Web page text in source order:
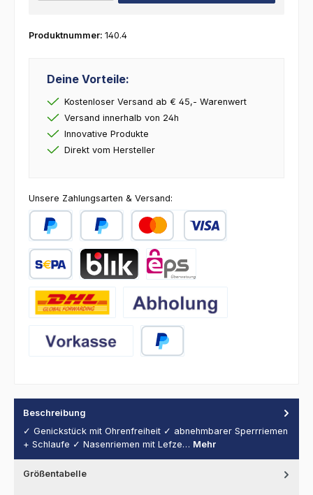
Produktnummer: 140.4
Deine Vorteile:
Kostenloser Versand ab € 45,- Warenwert
Versand innerhalb von 24h
Innovative Produkte
Direkt vom Hersteller
Unsere Zahlungsarten & Versand:
PayPal Später BezahlenKredit- oder Debitkarte
Abholung
Beschreibung
✓ Genickstück mit Ohrenfreiheit ✓ abnehmbarer Sperrriemen
+ Schlaufe ✓ Nasenriemen mit Lefze… Mehr
Größentabelle